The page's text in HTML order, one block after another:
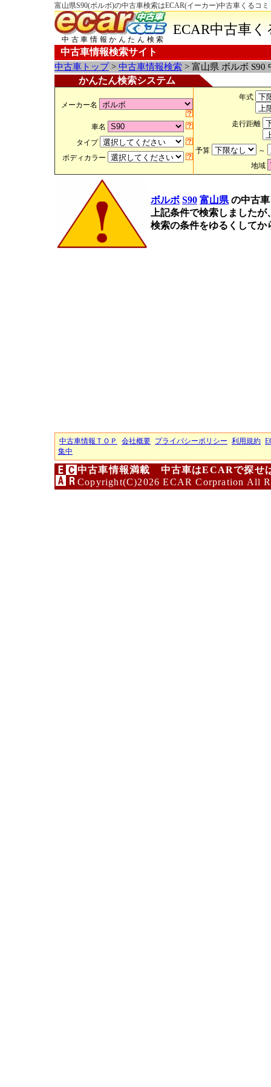
富山県S90(ボルボ)の中古車検索はECAR(イーカー)中古車くるコミ
中古車情報かんたん検索
ECAR中古車
中古車情報検索サイト
中古車トップ> 中古車情報検索 > 富山県 ボルボ S90
かんたん検索システム
メーカー名
車名
タイプ
ボディカラー
年式
走行距離
予算
～
地域
ボルボ S90 富山県 の中古
上記条件で検索しました
検索の条件をゆるくして
中古車情報ＴＯＰ 会社概要 プライバシーポリシー 利用規約
集中
中古車情報満載 中古車はECARで探せ
Copyright(C)2026 ECAR Corpration All